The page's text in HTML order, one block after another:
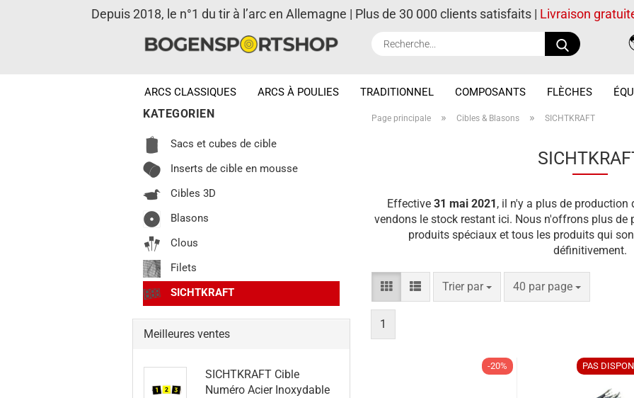
Depuis 2018, le n°1 du tir à l’arc en Allemagne | Plus de 30 000 clients satisfaits | Livraison
ARCS CLASSIQUES ARCS À POULIES TRADITIONNEL COMPOSANTS FLÈCHES
Page principale » Cibles & Blasons » SICHTKRAFT
Effective31 mai 2021, il n'y a plus de production
vendons le stock restant ici. Nous n'offrons plus de
produits spéciaux et tous les produits qui
définitivement.
Trier par
Trier par 40 par page
par page
1
-20% PAS
KATEGORIEN
Sacs et cubes de cible
Inserts de cible en mousse
Cibles 3D
Blasons
Clous
Filets
SICHTKRAFT
Meilleures ventes
SICHTKRAFT Cible
Numéro Acier Inoxydable